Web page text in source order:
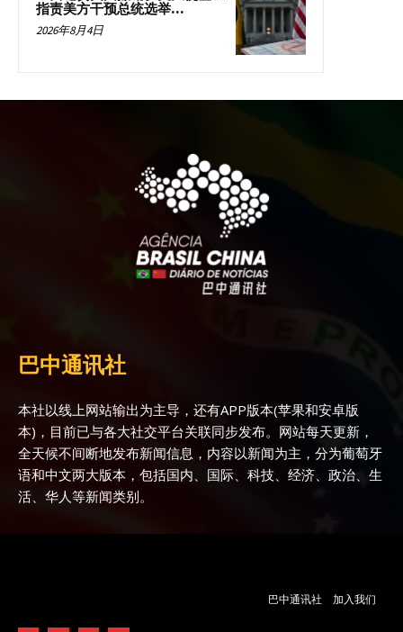
指责美方干预总统选举...
2026年8月4日
巴中通讯社
本社以线上网站输出为主导，还有APP版本(苹果和安卓版
本)，目前已与各大社交平台关联同步发布。网站每天更新，
全天候不间断地发布新闻信息，内容以新闻为主，分为葡萄牙
语和中文两大版本，包括国内、国际、科技、经济、政治、生
活、华人等新闻类别。
巴中通讯社 加入我们